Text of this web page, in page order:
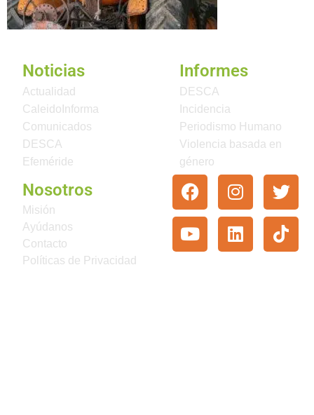
Noticias
Actualidad
CaleidoInforma
Comunicados
DESCA
Efeméride
Informes
DESCA
Incidencia
Periodismo Humano
Violencia basada en
género
Nosotros
Misión
Ayúdanos
Contacto
Políticas de Privacidad